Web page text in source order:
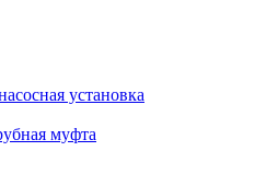
установка
муфта